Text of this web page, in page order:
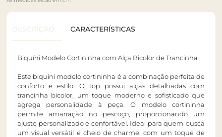
DESCRIÇÃO CARACTERÍSTICAS
Biquíni Modelo Cortininha com Alça Bicolor de Trancinha
Este biquíni modelo cortininha é a combinação perfeita de
conforto e estilo. O top possui alças detalhadas com
trancinha bicolor, um toque moderno e sofisticado que
agrega personalidade à peça. O modelo cortininha
permite amarração no pescoço, proporcionando um
ajuste personalizado e confortável. Ideal para quem busca
um visual versátil e cheio de charme, com um toque de